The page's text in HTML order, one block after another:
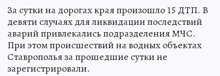
За сутки на дорогах края произошло 15 ДТП. В
девяти случаях для ликвидации последствий
аварий привлекались подразделения МЧС.
При этом происшествий на водных объектах
Ставрополья за прошедшие сутки не
зарегистрировали.